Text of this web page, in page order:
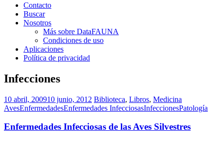
Contacto
Buscar
Nosotros
Más sobre DataFAUNA
Condiciones de uso
Aplicaciones
Política de privacidad
Infecciones
10 abril, 200910 junio, 2012 Biblioteca, Libros, Medicina
AvesEnfermedadesEnfermedades InfecciosasInfeccionesPatología
Enfermedades Infecciosas de las Aves Silvestres